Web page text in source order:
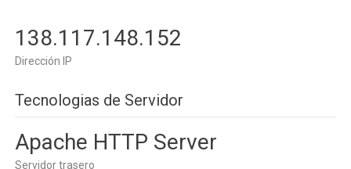
138.117.148.152
Dirección IP
Tecnologias de Servidor
Apache HTTP Server
Servidor trasero